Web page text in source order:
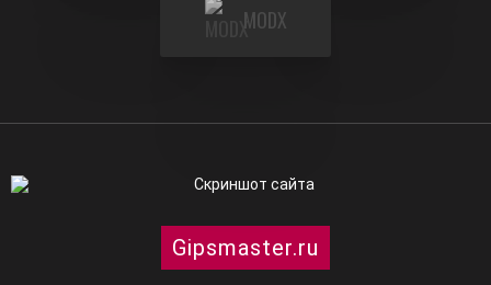
MODX
Gipsmaster.ru